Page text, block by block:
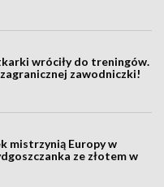
wróciły do treningów.
zawodniczki!
mistrzynią Europy w
ze złotem w